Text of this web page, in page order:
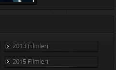
2013 Filmleri
2015 Filmleri